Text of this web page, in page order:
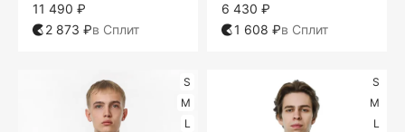
11 490 ₽
2 873 ₽в Сплит
6 430 ₽
1 608 ₽в Сплит
S
M
L
S
M
L